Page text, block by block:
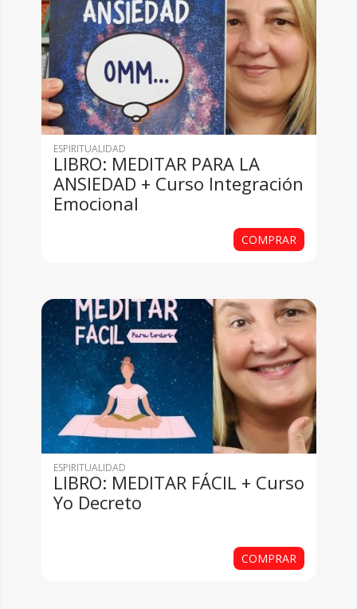
ESPIRITUALIDAD
LIBRO: MEDITAR PARA LA
ANSIEDAD + Curso Integración
Emocional
COMPRAR
ESPIRITUALIDAD
LIBRO: MEDITAR FÁCIL + Curso
Yo Decreto
COMPRAR